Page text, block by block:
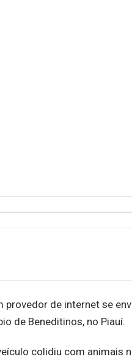
provedor de internet se
de Beneditinos, no Piauí.
colidiu com animais